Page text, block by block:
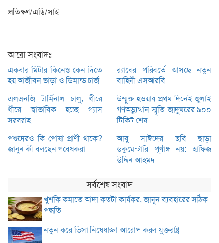
প্রতিক্ষণ/এডি/সাই
আরো সংবাদঃ
একবার মিটার কিনেও কেন দিতে
হয় আজীবন ভাড়া ও ডিমান্ড চার্জ
র‌্যাবের পরিবর্তে আসছে নতুন
বাহিনী এসআরবি
এলএনজি টার্মিনাল চালু, ধীরে
ধীরে স্বাভাবিক হচ্ছে গ্যাস
সরবরাহ
উন্মুক্ত হওয়ার প্রথম দিনেই জুলাই
গণঅভ্যুত্থান স্মৃতি জাদুঘরের ৯০০
টিকিট শেষ
পশুদেরও কি পোষা প্রাণী থাকে?
জানুন কী বলছেন গবেষকরা
আবু সাঈদের ছবি ছাড়া
ডকুমেন্টারি পূর্ণাঙ্গ নয়: হাফিজ
উদ্দিন আহমদ
সর্বশেষ সংবাদ
খুশকি কমাতে আদা কতটা কার্যকর, জানুন ব্যবহারের সঠিক
পদ্ধতি
নতুন করে ভিসা নিষেধাজ্ঞা আরোপ করল যুক্তরাষ্ট্র